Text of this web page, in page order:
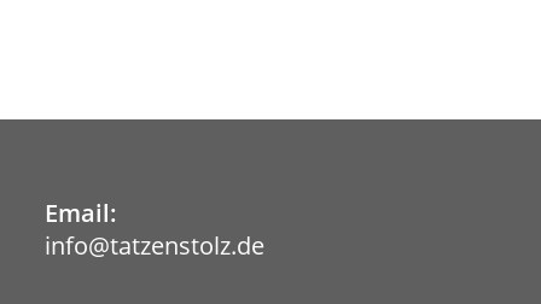
Email:
info@tatzenstolz.de